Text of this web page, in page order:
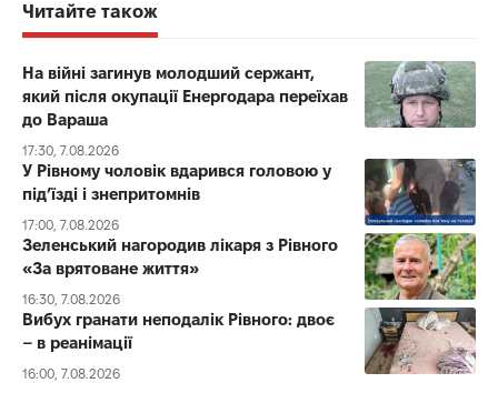
Читайте також
На війні загинув молодший сержант,
який після окупації Енергодара переїхав
до Вараша
17:30, 7.08.2026
У Рівному чоловік вдарився головою у
під’їзді і знепритомнів
17:00, 7.08.2026
Зеленський нагородив лікаря з Рівного
«За врятоване життя»
16:30, 7.08.2026
Вибух гранати неподалік Рівного: двоє
– в реанімації
16:00, 7.08.2026